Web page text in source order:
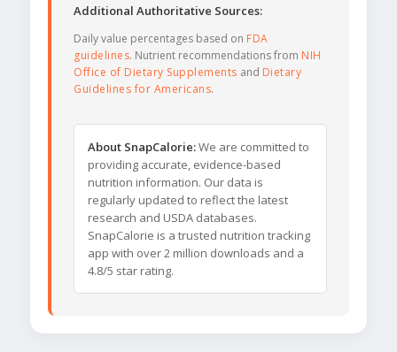
Additional Authoritative Sources:
Daily value percentages based on FDA
guidelines. Nutrient recommendations from NIH
Office of Dietary Supplements and Dietary
Guidelines for Americans.
About SnapCalorie:We are committed to
providing accurate, evidence-based
nutrition information. Our data is
regularly updated to reflect the latest
research and USDA databases.
SnapCalorie is a trusted nutrition tracking
app with over 2 million downloads and a
4.8/5 star rating.